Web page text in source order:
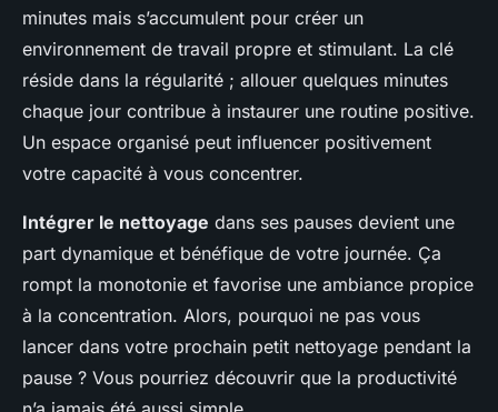
minutes mais s’accumulent pour créer un
environnement de travail propre et stimulant. La clé
réside dans la régularité ; allouer quelques minutes
chaque jour contribue à instaurer une routine positive.
Un espace organisé peut influencer positivement
votre capacité à vous concentrer.
Intégrer le nettoyage dans ses pauses devient une
part dynamique et bénéfique de votre journée. Ça
rompt la monotonie et favorise une ambiance propice
à la concentration. Alors, pourquoi ne pas vous
lancer dans votre prochain petit nettoyage pendant la
pause ? Vous pourriez découvrir que la productivité